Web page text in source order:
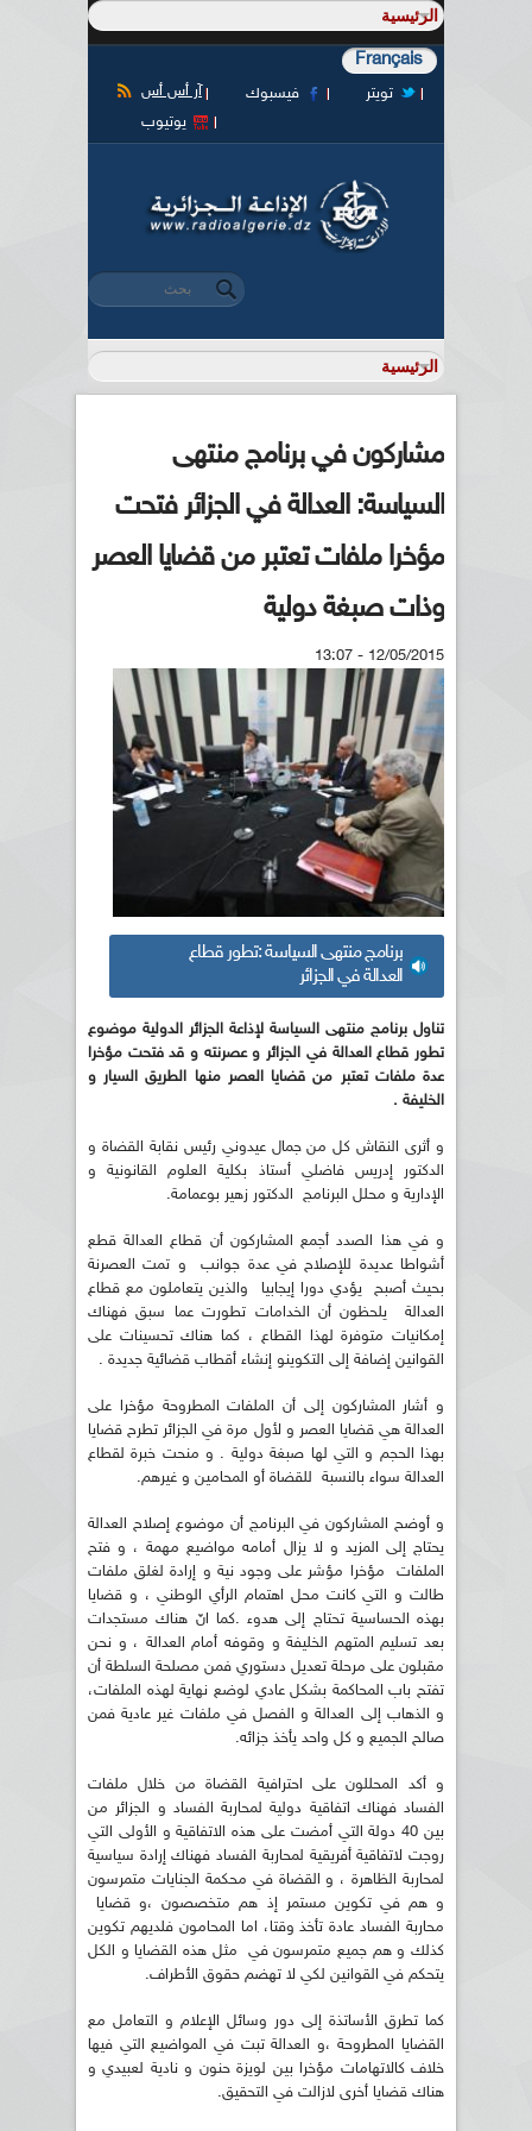
Français
آر أس أس فيسبوك
تويتر
يوتيوب
استمارة البحث
‏بحث ‏
مشاركون في برنامج منتهى
السياسة: العدالة في الجزائر فتحت
مؤخرا ملفات تعتبر من قضايا العصر
وذات صبغة دولية
12/05/2015 - 13:07
برنامج منتهى السياسة :تطور قطاع
العدالة في الجزائر
تناول برنامج منتهى السياسة لإذاعة الجزائر الدولية موضوع
تطور قطاع العدالة في الجزائر و عصرنته و قد فتحت مؤخرا
عدة ملفات تعتبر من قضايا العصر منها الطريق السيار و
الخليفة .
و أثرى النقاش كل من جمال عيدوني رئيس نقابة القضاة و
الدكتور إدريس فاضلي أستاذ بكلية العلوم القانونية و
الإدارية و محلل البرنامج الدكتور زهير بوعمامة.
و في هذا الصدد أجمع المشاركون أن قطاع العدالة قطع
أشواطا عديدة للإصلاح في عدة جوانب و تمت العصرنة
بحيث أصبح يؤدي دورا إيجابيا والذين يتعاملون مع قطاع
العدالة يلحظون أن الخدامات تطورت عما سبق فهناك
إمكانيات متوفرة لهذا القطاع ، كما هناك تحسينات على
القوانين إضافة إلى التكوينو إنشاء أقطاب قضائية جديدة .
و أشار المشاركون إلى أن الملفات المطروحة مؤخرا على
العدالة هي قضايا العصر و لأول مرة في الجزائر تطرح قضايا
بهذا الحجم و التي لها صبغة دولية . و منحت خبرة لقطاع
العدالة سواء بالنسبة للقضاة أو المحامين و غيرهم.
و أوضح المشاركون في البرنامج أن موضوع إصلاح العدالة
يحتاج إلى المزيد و لا يزال أمامه مواضيع مهمة ، و فتح
الملفات مؤخرا مؤشر على وجود نية و إرادة لغلق ملفات
طالت و التي كانت محل اهتمام الرأي الوطني ، و قضايا
بهذه الحساسية تحتاج إلى هدوء .كما انّ هناك مستجدات
بعد تسليم المتهم الخليفة و وقوفه أمام العدالة ، و نحن
مقبلون على مرحلة تعديل دستوري فمن مصلحة السلطة أن
تفتح باب المحاكمة بشكل عادي لوضع نهاية لهذه الملفات،
و الذهاب إلى العدالة و الفصل في ملفات غير عادية فمن
صالح الجميع و كل واحد يأخذ جزائه.
و أكد المحللون على احترافية القضاة من خلال ملفات
الفساد فهناك اتفاقية دولية لمحاربة الفساد و الجزائر من
بين 40 دولة التي أمضت على هذه الاتفاقية و الأولى التي
روجت لاتفاقية أفريقية لمحاربة الفساد فهناك إرادة سياسية
لمحاربة الظاهرة ، و القضاة في محكمة الجنايات متمرسون
و هم في تكوين مستمر إذ هم متخصصون ،و قضايا
محاربة الفساد عادة تأخذ وقتا، اما المحامون فلديهم تكوين
كذلك و هم جميع متمرسون في مثل هذه القضايا و الكل
يتحكم في القوانين لكي لا تهضم حقوق الأطراف.
كما تطرق الأساتذة إلى دور وسائل الإعلام و التعامل مع
القضايا المطروحة ،و العدالة تبت في المواضيع التي فيها
خلاف كالاتهامات مؤخرا بين لويزة حنون و نادية لعبيدي و
هناك قضايا أخرى لازالت في التحقيق.